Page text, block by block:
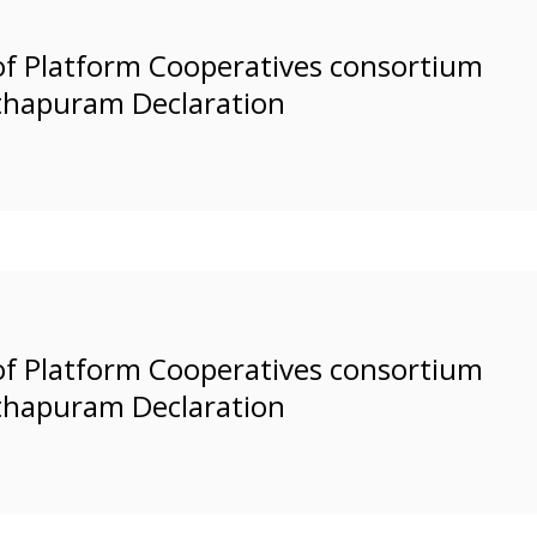
Platform Cooperatives consortium
Declaration
Platform Cooperatives consortium
Declaration